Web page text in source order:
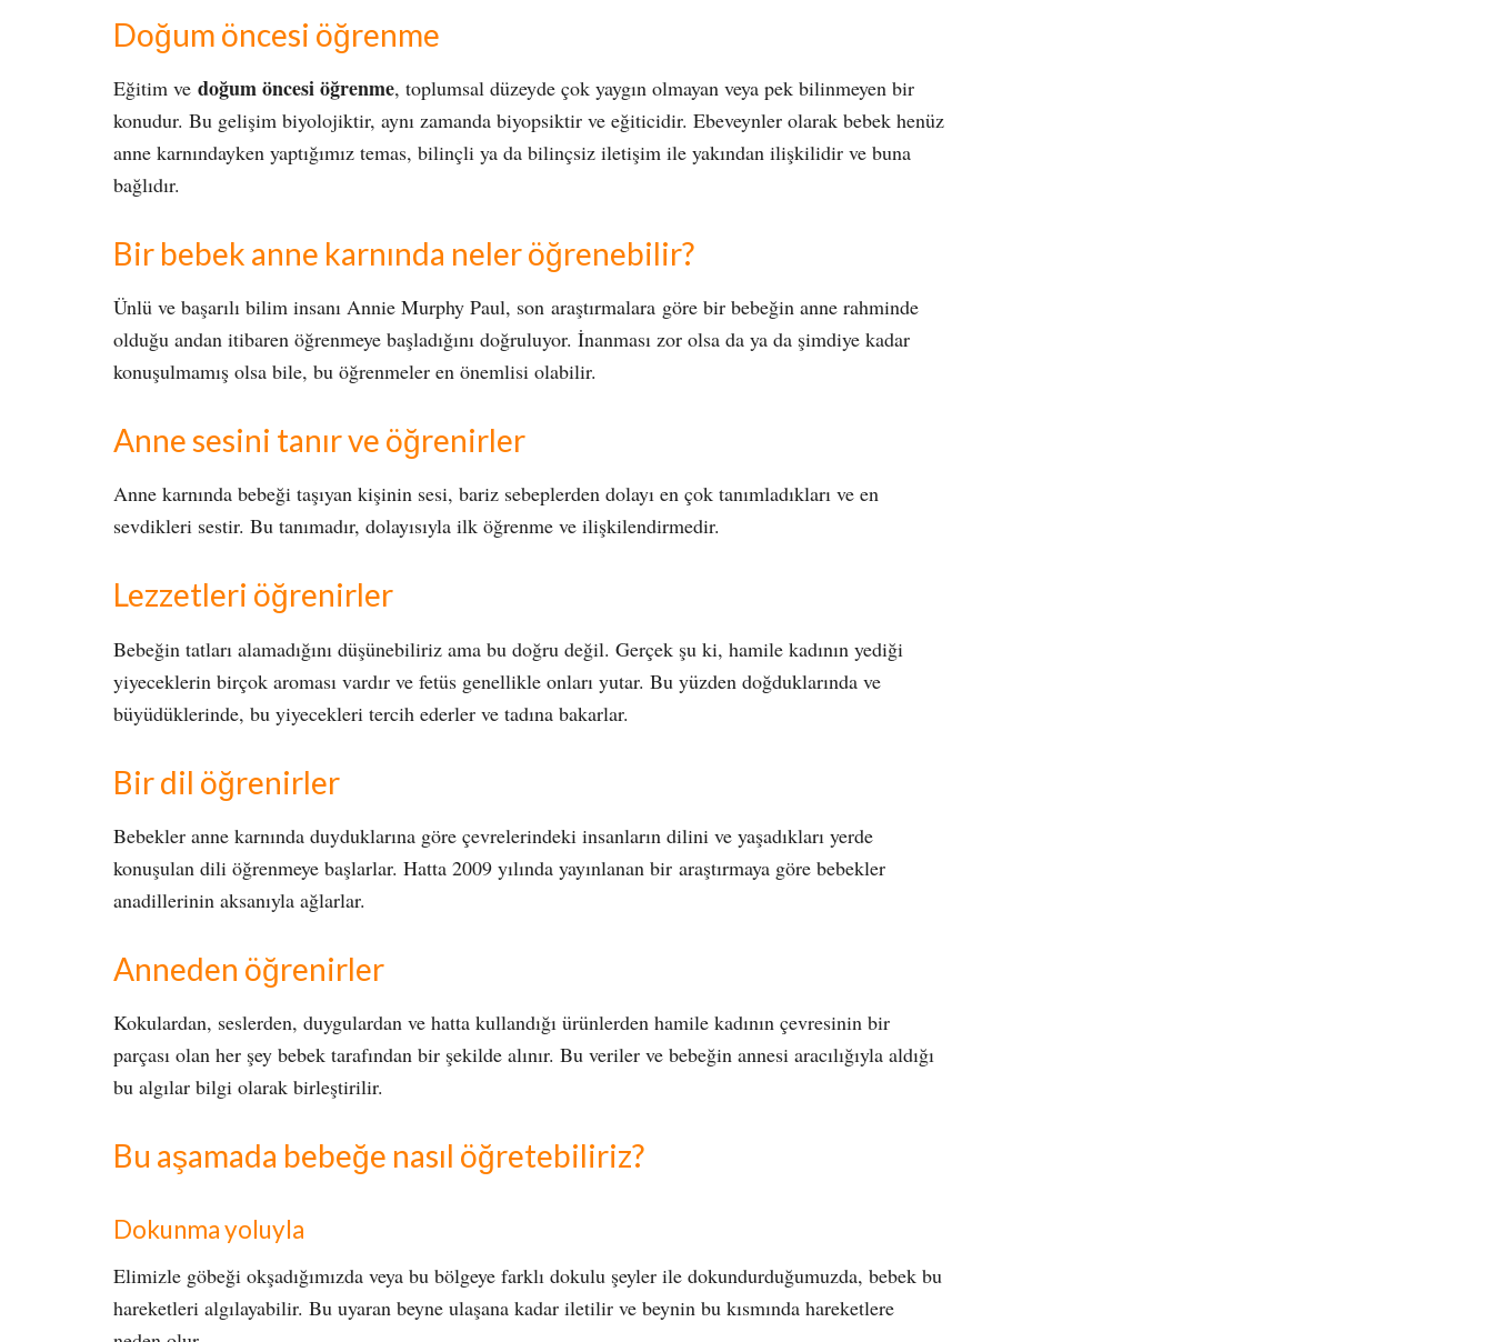
Doğum öncesi öğrenme
Eğitim ve doğum öncesi öğrenme, toplumsal düzeyde çok yaygın olmayan veya pek bilinmeyen bir
konudur. Bu gelişim biyolojiktir, aynı zamanda biyopsiktir ve eğiticidir. Ebeveynler olarak bebek henüz
anne karnındayken yaptığımız temas, bilinçli ya da bilinçsiz iletişim ile yakından ilişkilidir ve buna
bağlıdır.
Bir bebek anne karnında neler öğrenebilir?
Ünlü ve başarılı bilim insanı Annie Murphy Paul, son araştırmalara göre bir bebeğin anne rahminde
olduğu andan itibaren öğrenmeye başladığını doğruluyor. İnanması zor olsa da ya da şimdiye kadar
konuşulmamış olsa bile, bu öğrenmeler en önemlisi olabilir.
Anne sesini tanır ve öğrenirler
Anne karnında bebeği taşıyan kişinin sesi, bariz sebeplerden dolayı en çok tanımladıkları ve en
sevdikleri sestir. Bu tanımadır, dolayısıyla ilk öğrenme ve ilişkilendirmedir.
Lezzetleri öğrenirler
Bebeğin tatları alamadığını düşünebiliriz ama bu doğru değil. Gerçek şu ki, hamile kadının yediği
yiyeceklerin birçok aroması vardır ve fetüs genellikle onları yutar. Bu yüzden doğduklarında ve
büyüdüklerinde, bu yiyecekleri tercih ederler ve tadına bakarlar.
Bir dil öğrenirler
Bebekler anne karnında duyduklarına göre çevrelerindeki insanların dilini ve yaşadıkları yerde
konuşulan dili öğrenmeye başlarlar. Hatta 2009 yılında yayınlanan bir araştırmaya göre bebekler
anadillerinin aksanıyla ağlarlar.
Anneden öğrenirler
Kokulardan, seslerden, duygulardan ve hatta kullandığı ürünlerden hamile kadının çevresinin bir
parçası olan her şey bebek tarafından bir şekilde alınır. Bu veriler ve bebeğin annesi aracılığıyla aldığı
bu algılar bilgi olarak birleştirilir.
Bu aşamada bebeğe nasıl öğretebiliriz?
Dokunma yoluyla
Elimizle göbeği okşadığımızda veya bu bölgeye farklı dokulu şeyler ile dokundurduğumuzda, bebek bu
hareketleri algılayabilir. Bu uyaran beyne ulaşana kadar iletilir ve beynin bu kısmında hareketlere